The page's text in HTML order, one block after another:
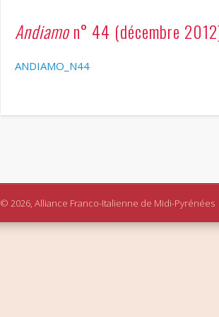
Andiamon° 44 (décembre
ANDIAMO_N44
© 2026, Alliance Franco-Italienne de Midi-Pyrénées